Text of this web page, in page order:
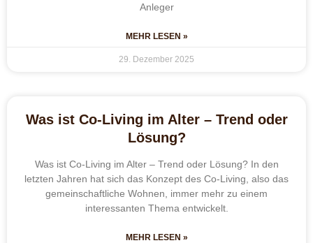
Anleger
MEHR LESEN »
29. Dezember 2025
Was ist Co-Living im Alter – Trend oder
Lösung?
Was ist Co-Living im Alter – Trend oder Lösung? In den
letzten Jahren hat sich das Konzept des Co-Living, also das
gemeinschaftliche Wohnen, immer mehr zu einem
interessanten Thema entwickelt.
MEHR LESEN »